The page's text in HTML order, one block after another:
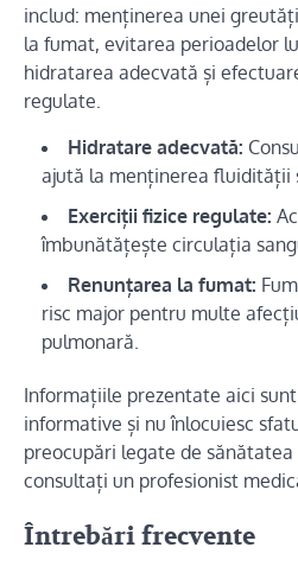
includ: menținerea unei
la fumat, evitarea perioadelor
hidratarea adecvată și
regulate.
Hidratare adecvată:
ajută la menținerea fluidității
Exerciții fizice regulate:
îmbunătățește circulația
Renunțarea la fumat:
risc major pentru multe
pulmonară.
Informațiile prezentate aici
informative și nu înlocuiesc
preocupări legate de
consultați un profesionist
Întrebări frecvente